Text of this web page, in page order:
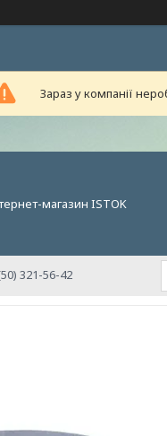
Зараз у компанії
магазин ISTOK
321-56-42